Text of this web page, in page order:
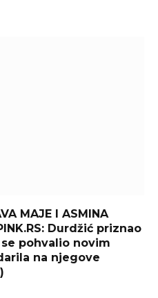
MAJE I ASMINA
Durdžić priznao
pohvalio novim
na njegove